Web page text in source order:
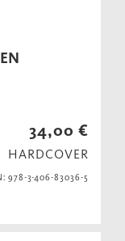
34,00 €
HARDCOVER
978-3-406-83036-5